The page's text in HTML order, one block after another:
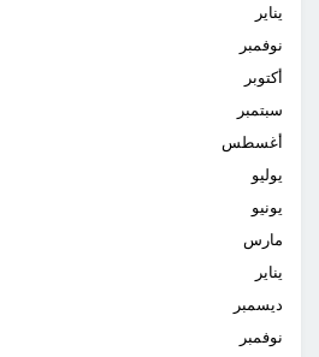
يناير
نوفمبر
أكتوبر
سبتمبر
أغسطس
يوليو
يونيو
مارس
يناير
ديسمبر
نوفمبر